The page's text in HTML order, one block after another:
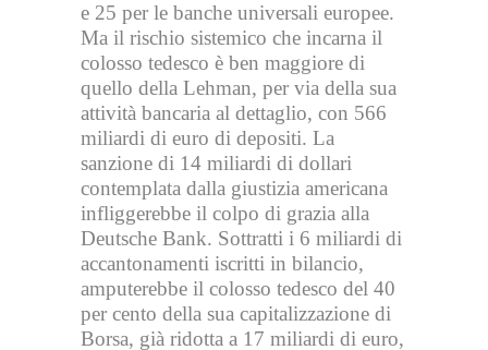
e 25 per le banche universali europee.
Ma il rischio sistemico che incarna il
colosso tedesco è ben maggiore di
quello della Lehman, per via della sua
attività bancaria al dettaglio, con 566
miliardi di euro di depositi. La
sanzione di 14 miliardi di dollari
contemplata dalla giustizia americana
infliggerebbe il colpo di grazia alla
Deutsche Bank. Sottratti i 6 miliardi di
accantonamenti iscritti in bilancio,
amputerebbe il colosso tedesco del 40
per cento della sua capitalizzazione di
Borsa, già ridotta a 17 miliardi di euro,